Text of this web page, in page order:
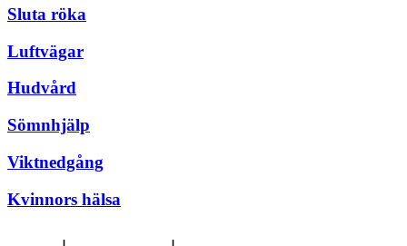
Sluta röka
Luftvägar
Hudvård
Sömnhjälp
Viktnedgång
Kvinnors hälsa